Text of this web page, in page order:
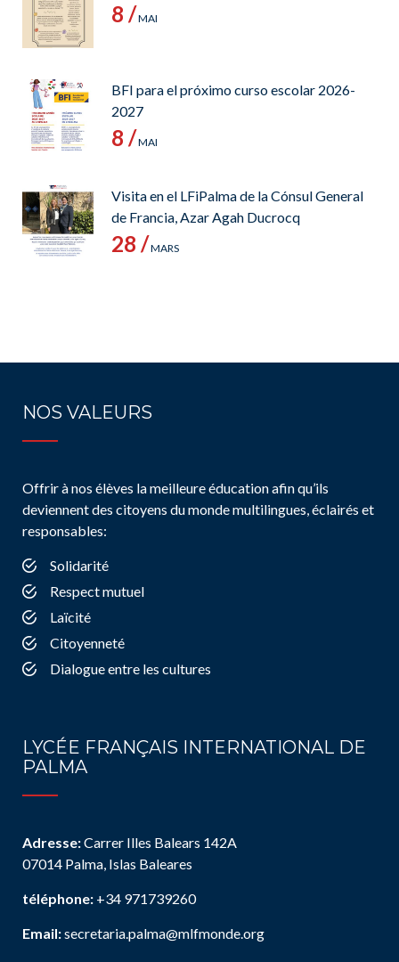
8 /MAI
BFI para el próximo curso escolar 2026-
2027
8 /MAI
Visita en el LFiPalma de la Cónsul General
de Francia, Azar Agah Ducrocq
28 /MARS
NOS VALEURS
Offrir à nos élèves la meilleure éducation afin qu’ils
deviennent des citoyens du monde multilingues, éclairés et
responsables:
Solidarité
Respect mutuel
Laïcité
Citoyenneté
Dialogue entre les cultures
LYCÉE FRANÇAIS INTERNATIONAL DE
PALMA
Adresse:Carrer Illes Balears 142A
07014 Palma, Islas Baleares
téléphone: +34 971739260
Email:secretaria.palma@mlfmonde.org